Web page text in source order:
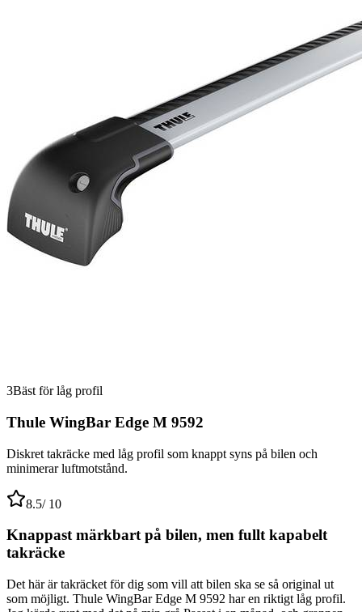
3Bäst för låg profil
Thule WingBar Edge M 9592
Diskret takräcke med låg profil som knappt syns på bilen och
minimerar luftmotstånd.
8.5/ 10
Knappast märkbart på bilen, men fullt kapabelt
takräcke
Det här är takräcket för dig som vill att bilen ska se så original ut
som möjligt. Thule WingBar Edge M 9592 har en riktigt låg profil.